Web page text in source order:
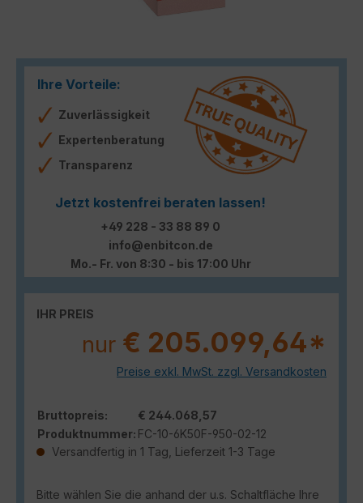
Ihre Vorteile:
Zuverlässigkeit
Expertenberatung
Transparenz
Jetzt kostenfrei beraten lassen!
+49 228 - 33 88 89 0
info@enbitcon.de
Mo.- Fr. von 8:30 - bis 17:00 Uhr
IHR PREIS
nur € 205.099,64*
Preise exkl. MwSt. zzgl. Versandkosten
Bruttopreis:
€ 244.068,57
Produktnummer: FC-10-6K50F-950-02-12
Versandfertig in 1 Tag, Lieferzeit 1-3 Tage
Bitte wählen Sie die anhand der u.s. Schaltfläche Ihre